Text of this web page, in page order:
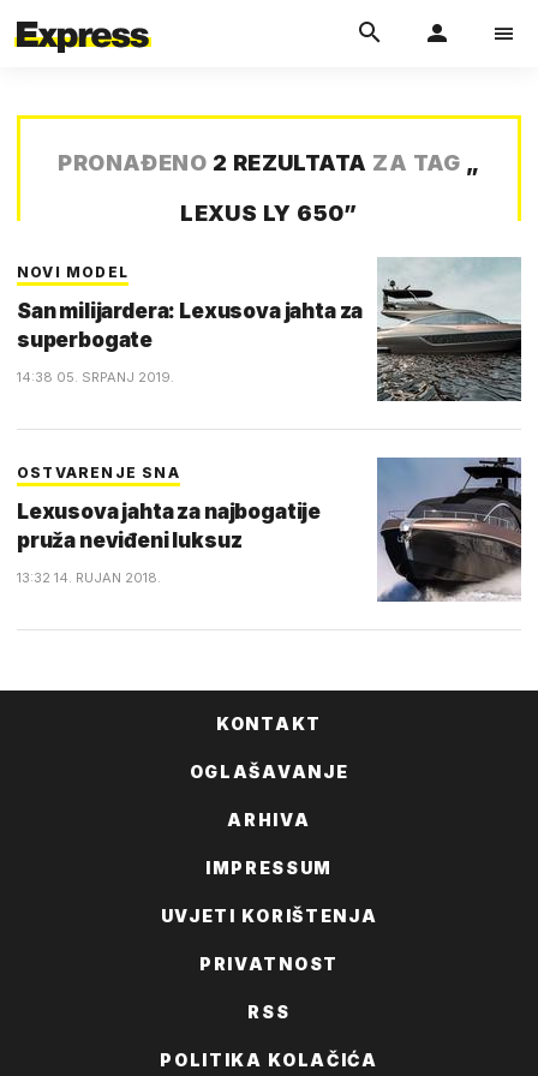
PRONAĐENO 2 REZULTATA ZA TAG „
LEXUS LY 650”
NOVI MODEL
San milijardera: Lexusova jahta za
superbogate
14:38 05. SRPANJ 2019.
OSTVARENJE SNA
Lexusova jahta za najbogatije
pruža neviđeni luksuz
13:32 14. RUJAN 2018.
KONTAKT
OGLAŠAVANJE
ARHIVA
IMPRESSUM
UVJETI KORIŠTENJA
PRIVATNOST
RSS
POLITIKA KOLAČIĆA